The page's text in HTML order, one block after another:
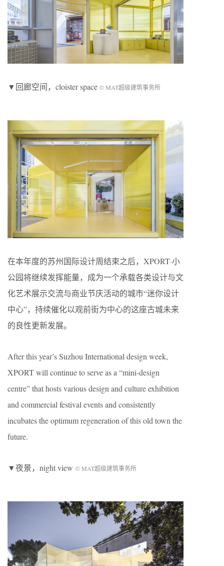
▼回廊空间，cloister space © MAT超级建筑事务所
在本年度的苏州国际设计周结束之后，XPORT·小
公园将继续发挥能量，成为一个承载各类设计与文
化艺术展示交流与商业节庆活动的城市“迷你设计
中心”，持续催化以观前街为中心的这座古城未来
的良性更新发展。
After this year’s Suzhou International design week,
XPORT will continue to serve as a “mini-design
centre” that hosts various design and culture exhibition
and commercial festival events and consistently
incubates the optimum regeneration of this old town the
future.
▼夜景，night view © MAT超级建筑事务所